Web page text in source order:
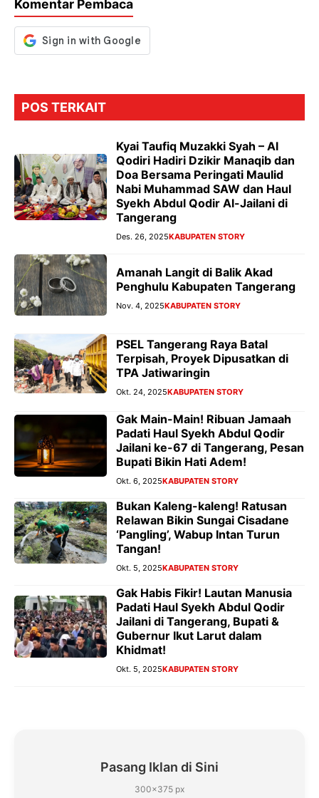
k
p
er
Komentar Pembaca
POS TERKAIT
Kyai Taufiq Muzakki Syah – Al
Qodiri Hadiri Dzikir Manaqib dan
Doa Bersama Peringati Maulid
Nabi Muhammad SAW dan Haul
Syekh Abdul Qodir Al-Jailani di
Tangerang
Des. 26, 2025KABUPATEN STORY
Amanah Langit di Balik Akad
Penghulu Kabupaten Tangerang
Nov. 4, 2025KABUPATEN STORY
PSEL Tangerang Raya Batal
Terpisah, Proyek Dipusatkan di
TPA Jatiwaringin
Okt. 24, 2025KABUPATEN STORY
Gak Main-Main! Ribuan Jamaah
Padati Haul Syekh Abdul Qodir
Jailani ke-67 di Tangerang, Pesan
Bupati Bikin Hati Adem!
Okt. 6, 2025KABUPATEN STORY
Bukan Kaleng-kaleng! Ratusan
Relawan Bikin Sungai Cisadane
‘Pangling’, Wabup Intan Turun
Tangan!
Okt. 5, 2025KABUPATEN STORY
Gak Habis Fikir! Lautan Manusia
Padati Haul Syekh Abdul Qodir
Jailani di Tangerang, Bupati &
Gubernur Ikut Larut dalam
Khidmat!
Okt. 5, 2025KABUPATEN STORY
Pasang Iklan di Sini
300×375 px